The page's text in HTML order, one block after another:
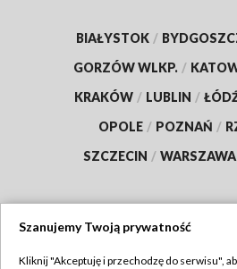
BIAŁYSTOK /
GORZÓW WLKP. /
KRAKÓW / LUBLIN /
OPOLE / POZNAŃ /
SZCZECIN / WARSZAWA
Szanujemy Twoją prywatność
Kliknij "Akceptuję i przechodzę do serwisu",